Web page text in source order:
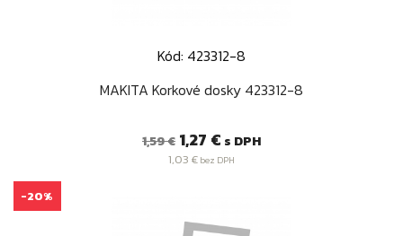
Kód: 423312-8
MAKITA Korkové dosky 423312-8
Bežná
cena
1,59 € Cena
1,27 € s DPH
1,03 € bez DPH
-20%